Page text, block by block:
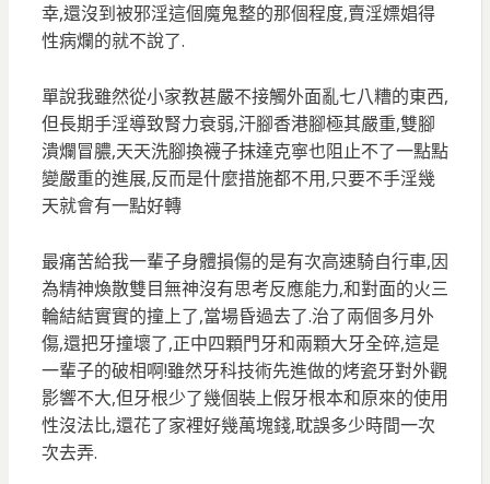
幸,還沒到被邪淫這個魔鬼整的那個程度,賣淫嫖娼得
性病爛的就不說了.
單說我雖然從小家教甚嚴不接觸外面亂七八糟的東西,
但長期手淫導致腎力衰弱,汗腳香港腳極其嚴重,雙腳
潰爛冒膿,天天洗腳換襪子抹達克寧也阻止不了一點點
變嚴重的進展,反而是什麼措施都不用,只要不手淫幾
天就會有一點好轉
最痛苦給我一輩子身體損傷的是有次高速騎自行車,因
為精神煥散雙目無神沒有思考反應能力,和對面的火三
輪結結實實的撞上了,當場昏過去了.治了兩個多月外
傷,還把牙撞壞了,正中四顆門牙和兩顆大牙全碎,這是
一輩子的破相啊!雖然牙科技術先進做的烤瓷牙對外觀
影響不大,但牙根少了幾個裝上假牙根本和原來的使用
性沒法比,還花了家裡好幾萬塊錢,耽誤多少時間一次
次去弄.